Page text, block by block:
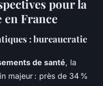
pour la
France
: bureaucratie
de santé, la
majeur : près de 34 %